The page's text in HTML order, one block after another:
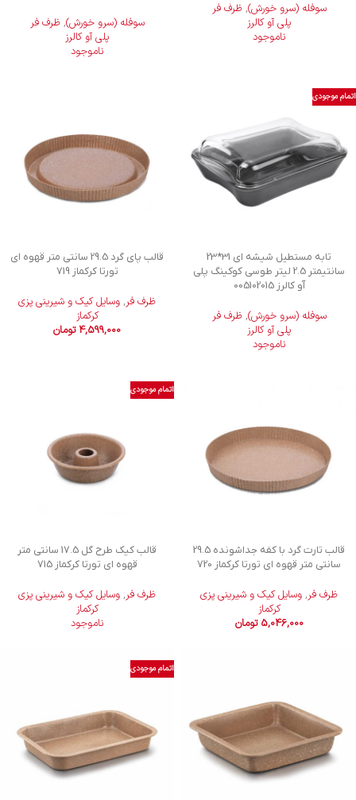
سوفله (سرو خورش),ظرف فر
پلی آو کالرز
ناموجود
سوفله (سرو خورش),ظرف فر
پلی آو کالرز
ناموجود
اتمام موجودی
تابه مستطیل شیشه ای 31*23
سانتیمتر 2.5 لیتر طوسی کوکینگ پلی
آو کالرز 005102015
سوفله (سرو خورش),ظرف فر
پلی آو کالرز
ناموجود
ﻗﺎﻟﺐ پای ﮔﺮد 29.5 سانتی متر قهوه ای
تورتا کرکماز 719
ظرف فر, وسایل کیک و شیرینی‌ پزی
کرکماز
4,599,000 تومان
ﻗﺎﻟﺐ تارت ﮔﺮد با کفه جداشونده 29.5
سانتی متر قهوه ای تورتا کرکماز 720
ظرف فر, وسایل کیک و شیرینی‌ پزی
کرکماز
5,046,000 تومان
اتمام موجودی
ﻗﺎﻟﺐ ﮐﯿﮏ طرح گل 17.5 سانتی متر
قهوه ای تورتا کرکماز 715
ظرف فر, وسایل کیک و شیرینی‌ پزی
کرکماز
ناموجود
اتمام موجودی